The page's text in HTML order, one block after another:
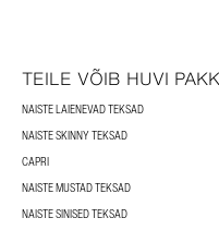
TEILE VÕIB HUVI
NAISTE LAIENEVAD TEKSAD
NAISTE SKINNY TEKSAD
CAPRI
NAISTE MUSTAD TEKSAD
NAISTE SINISED TEKSAD